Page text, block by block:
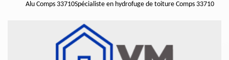
Alu Comps 33710Spécialiste en hydrofuge de toiture Comps 33710